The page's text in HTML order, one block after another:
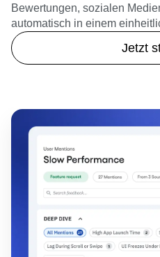
Bewertungen, sozialen
automatisch in einem
Jetzt